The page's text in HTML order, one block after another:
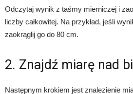
Odczytaj wynik z taśmy mierniczej i
liczby całkowitej. Na przykład, jeśli
zaokrąglij go do 80 cm.
2. Znajdź miarę nad
Następnym krokiem jest znalezienie